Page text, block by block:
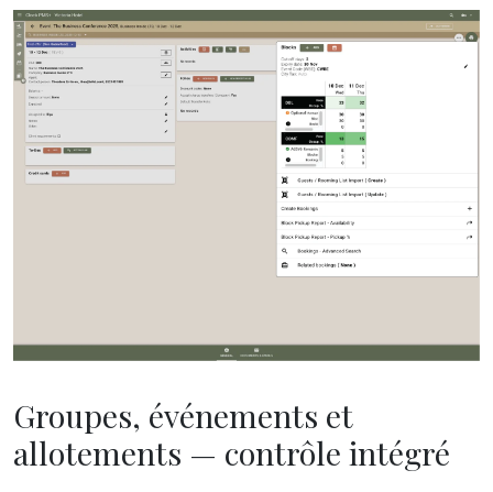
Groupes, événements et
allotements — contrôle intégré